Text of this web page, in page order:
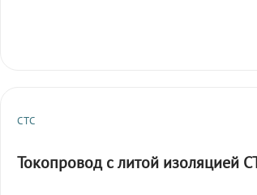
СТС
Токопровод с литой изоляцией